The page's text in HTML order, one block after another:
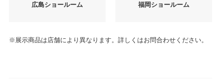
広島ショールーム 福岡ショールーム
※展示商品は店舗により異なります。詳しくはお問合わせください。